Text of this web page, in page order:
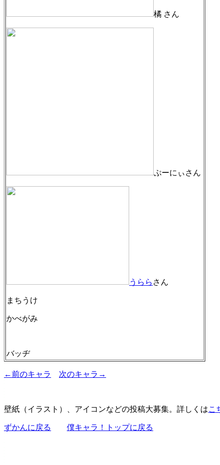
橘 さん
ぷーにぃさん
うらら さん
まちうけ
かべがみ
バッヂ
←前のキャラ 次のキャラ→
壁紙（イラスト）、アイコンなどの投稿大募集。詳しくはこ
ずかんに戻る 僕キャラ！トップに戻る